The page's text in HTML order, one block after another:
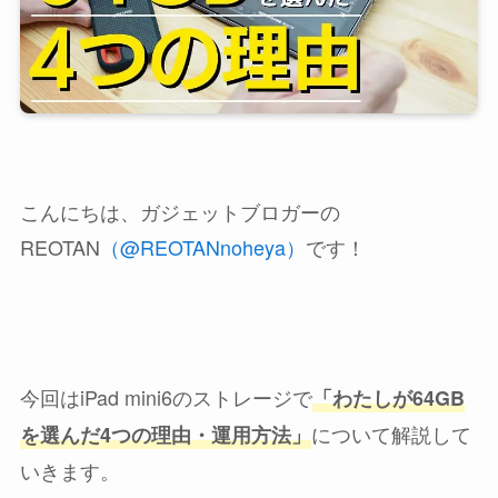
こんにちは、ガジェットブロガーの
REOTAN （@REOTANnoheya） です！
今回はiPad mini6のストレージで「わたしが64GB
を選んだ4つの理由・運用方法」について解説して
いきます。